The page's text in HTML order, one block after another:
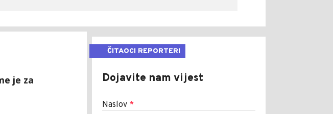
je za
ČITAOCI REPORTERI
Dojavite nam vijest
Naslov *